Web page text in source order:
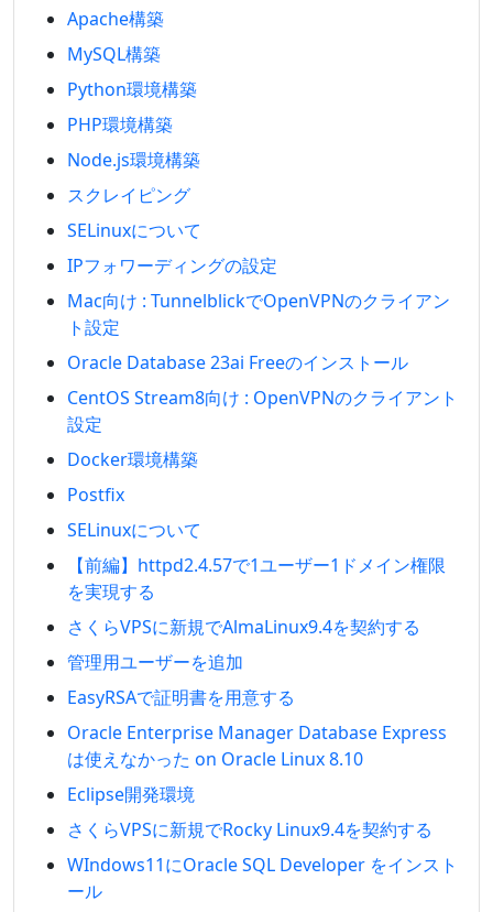
Apache構築
MySQL構築
Python環境構築
PHP環境構築
Node.js環境構築
スクレイピング
SELinuxについて
IPフォワーディングの設定
Mac向け : TunnelblickでOpenVPNのクライアン
ト設定
Oracle Database 23ai Freeのインストール
CentOS Stream8向け : OpenVPNのクライアント
設定
Docker環境構築
Postfix
SELinuxについて
【前編】httpd2.4.57で1ユーザー1ドメイン権限
を実現する
さくらVPSに新規でAlmaLinux9.4を契約する
管理用ユーザーを追加
EasyRSAで証明書を用意する
Oracle Enterprise Manager Database Express
は使えなかった on Oracle Linux 8.10
Eclipse開発環境
さくらVPSに新規でRocky Linux9.4を契約する
WIndows11にOracle SQL Developer をインスト
ール